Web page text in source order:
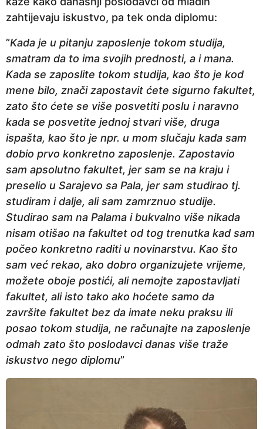
zahtijevaju iskustvo, pa tek onda diplomu:
”Kada je u pitanju zaposlenje tokom studija,
smatram da to ima svojih prednosti, a i mana.
Kada se zaposlite tokom studija, kao što je kod
mene bilo, znači zapostavit ćete sigurno fakultet,
zato što ćete se više posvetiti poslu i naravno
kada se posvetite jednoj stvari više, druga
ispašta, kao što je npr. u mom slučaju kada sam
dobio prvo konkretno zaposlenje. Zapostavio
sam apsolutno fakultet, jer sam se na kraju i
preselio u Sarajevo sa Pala, jer sam studirao tj.
studiram i dalje, ali sam zamrznuo studije.
Studirao sam na Palama i bukvalno više nikada
nisam otišao na fakultet od tog trenutka kad sam
počeo konkretno raditi u novinarstvu. Kao što
sam već rekao, ako dobro organizujete vrijeme,
možete oboje postići, ali nemojte zapostavljati
fakultet, ali isto tako ako hoćete samo da
završite fakultet bez da imate neku praksu ili
posao tokom studija, ne računajte na zaposlenje
odmah zato što poslodavci danas više traže
iskustvo nego diplomu”